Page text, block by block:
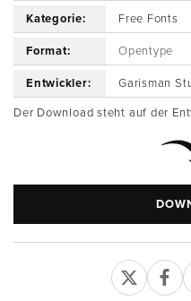
Kategorie: Free Fonts
Format: Opentype
Entwickler: Garisman
Der Download steht auf der